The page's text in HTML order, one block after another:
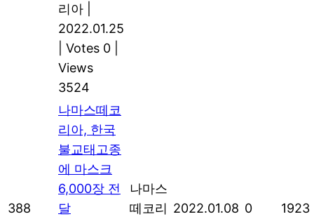
리아
2022.01.25
Votes 0
Views
3524
388
나마스떼코
리아, 한국
불교태고종
에 마스크
6,000장 전
달
나마스
떼코리 2022.01.08 0 1923